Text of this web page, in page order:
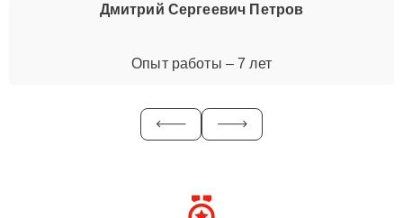
Дмитрий Сергеевич Петров
Опыт работы – 7 лет